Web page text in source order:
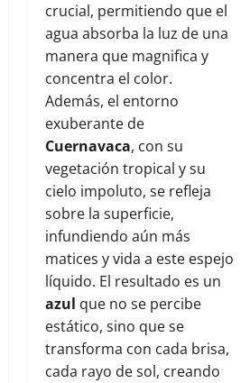
crucial, permitiendo que el
agua absorba la luz de una
manera que magnifica y
concentra el color.
Además, el entorno
exuberante de
Cuernavaca, con su
vegetación tropical y su
cielo impoluto, se refleja
sobre la superficie,
infundiendo aún más
matices y vida a este espejo
líquido. El resultado es un
azul que no se percibe
estático, sino que se
transforma con cada brisa,
cada rayo de sol, creando